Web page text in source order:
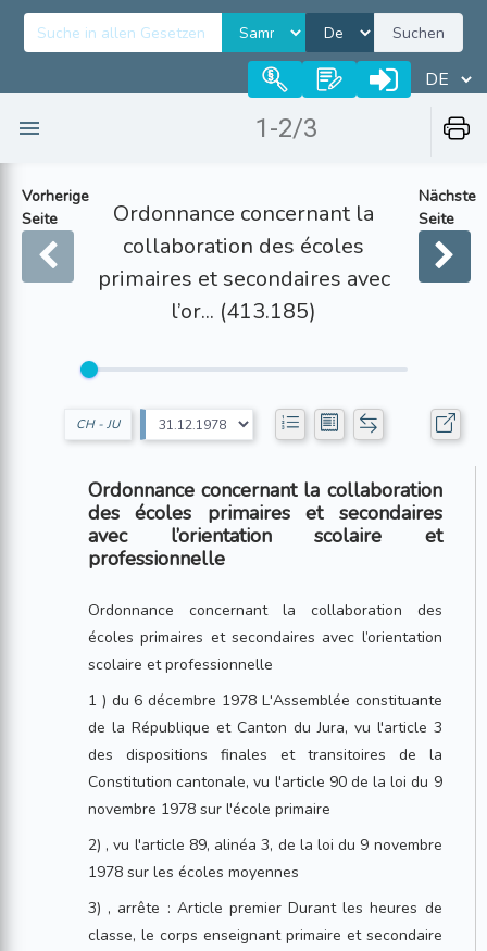
Suchen
1-2/3
Vorherige
Seite
Ordonnance concernant la
collaboration des écoles
primaires et secondaires avec
l’or... (413.185)
Nächste
Seite
CH - JU
Ordonnance concernant la collaboration
des écoles primaires et secondaires
avec l’orientation scolaire et
professionnelle
Ordonnance concernant la collaboration des
écoles primaires et secondaires avec l’orientation
scolaire et professionnelle
1 ) du 6 décembre 1978 L'Assemblée constituante
de la République et Canton du Jura, vu l'article 3
des dispositions finales et transitoires de la
Constitution cantonale, vu l'article 90 de la loi du 9
novembre 1978 sur l'école primaire
2) , vu l'article 89, alinéa 3, de la loi du 9 novembre
1978 sur les écoles moyennes
3) , arrête : Article premier Durant les heures de
classe, le corps enseignant primaire et secondaire